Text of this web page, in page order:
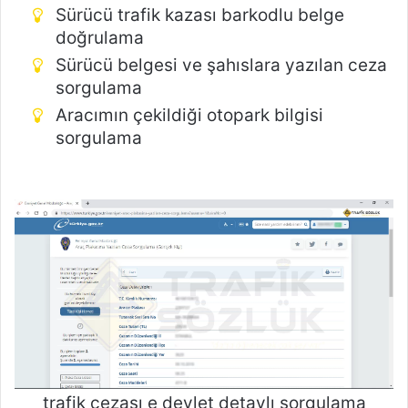
Sürücü trafik kazası barkodlu belge
doğrulama
Sürücü belgesi ve şahıslara yazılan ceza
sorgulama
Aracımın çekildiği otopark bilgisi
sorgulama
trafik cezası e devlet detaylı sorgulama